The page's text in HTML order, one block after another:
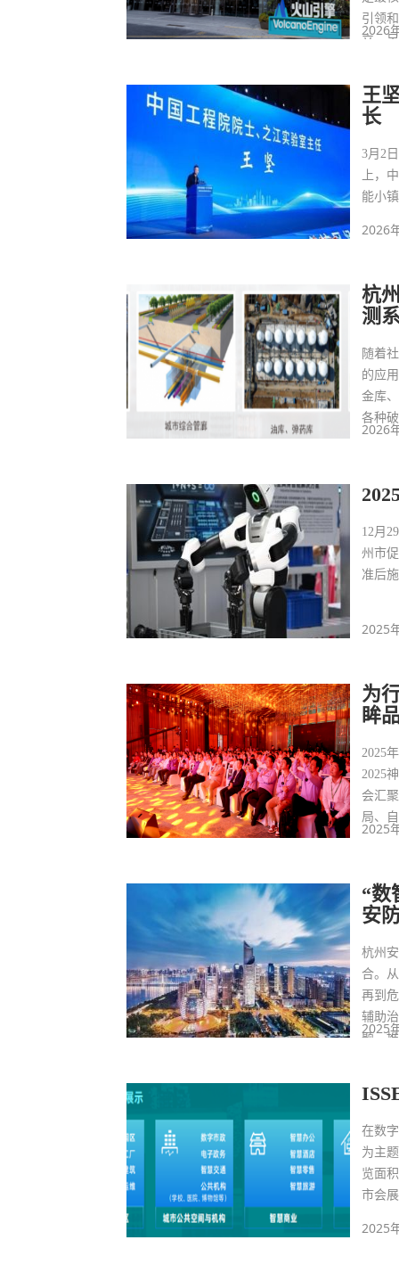
引领
立，
2026
王
长
3月2
上，
能小
2026
杭
测
随着
的应
金库
各种
2026
12月
州市
准后
2025
为
眸
2025
2025
会汇
局、
2025
“数
安
杭州
合。
再到
辅助
题，
2025
在数
为主
览面
市会
2025